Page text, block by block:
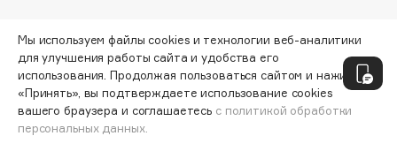
Dr.Jart+
DSD de Luxe
Dyson
СООБЩИТЬ О ПОСТУПЛЕНИИ
Мы используем файлы cookies и технологии веб-аналитики
для улучшения работы сайта и удобства его
использования. Продолжая пользоваться сайтом и нажимая
«Принять», вы подтверждаете использование cookies
вашего браузера и соглашаетесь с политикой обработки
персональных данных.